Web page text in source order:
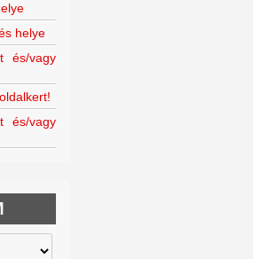
helye
és/vagy
és/vagy